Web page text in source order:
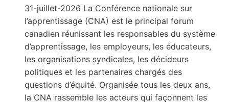
31-juillet-2026 La Conférence nationale sur
l’apprentissage (CNA) est le principal forum
canadien réunissant les responsables du système
d’apprentissage, les employeurs, les éducateurs,
les organisations syndicales, les décideurs
politiques et les partenaires chargés des
questions d’équité. Organisée tous les deux ans,
la CNA rassemble les acteurs qui façonnent les